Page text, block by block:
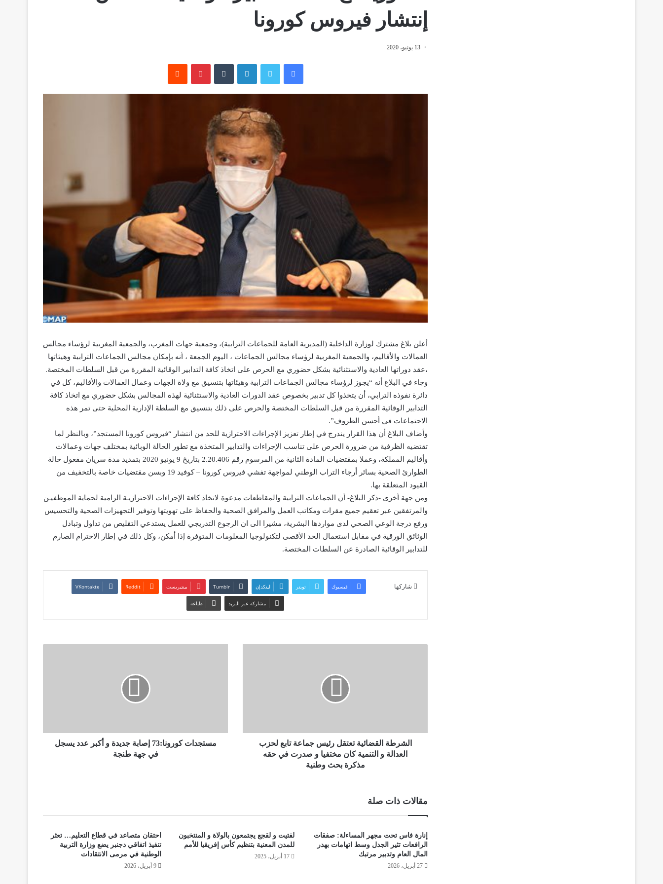
إنتشار فيروس كورونا
13 يونيو، 2020
فيسبوك تويتر لينكدإن بينتيريست
أعلن بلاغ مشترك لوزارة الداخلية (المديرية العامة للجماعات الترابية)، وجمعية جهات المغرب، والجمعية المغربية لرؤساء مجالس
العمالات والأقاليم، والجمعية المغربية لرؤساء مجالس الجماعات ، اليوم الجمعة ، أنه بإمكان مجالس الجماعات الترابية وهيئاتها
،عقد دوراتها العادية والاستثنائية بشكل حضوري مع الحرص على اتخاذ كافة التدابير الوقائية المقررة من قبل السلطات المختصة.
وجاء في البلاغ أنه “يجوز لرؤساء مجالس الجماعات الترابية وهيئاتها بتنسيق مع ولاة الجهات وعمال العمالات والأقاليم، كل في
دائرة نفوذه الترابي، أن يتخذوا كل تدبير بخصوص عقد الدورات العادية والاستثنائية لهذه المجالس بشكل حضوري مع اتخاذ كافة
التدابير الوقائية المقررة من قبل السلطات المختصة والحرص على ذلك بتنسيق مع السلطة الإدارية المحلية حتى تمر هذه
الاجتماعات في أحسن الظروف”.
وأضاف البلاغ أن هذا القرار يندرج في إطار تعزيز الإجراءات الاحترازية للحد من انتشار “فيروس كورونا المستجد”، وبالنظر لما
تقتضيه الظرفية من ضرورة الحرص على تناسب الإجراءات والتدابير المتخذة مع تطور الحالة الوبائية بمختلف جهات وعمالات
وأقاليم المملكة، وعملا بمقتضيات المادة الثانية من المرسوم رقم 2.20.406 بتاريخ 9 يونيو 2020 بتمديد مدة سريان مفعول حالة
الطوارئ الصحية بسائر أرجاء التراب الوطني لمواجهة تفشي فيروس كورونا – كوفيد 19 وبسن مقتضيات خاصة بالتخفيف من
القيود المتعلقة بها.
ومن جهة أخرى -ذكر البلاغ- أن الجماعات الترابية والمقاطعات مدعوة لاتخاذ كافة الإجراءات الاحترازيـة الرامية لحماية الموظفيـن
والمرتفقين عبر تعقيم جميع مقرات ومكاتب العمل والمرافق الصحية والحفاظ على تهويتها وتوفير التجهيزات الصحية والتحسيس
ورفع درجة الوعي الصحي لدى مواردها البشرية، مشيرا الى ان الرجوع التدريجي للعمل يستدعي التقليص من تداول وتبادل
الوثائق الورقية في مقابل استعمال الحد الأقصى لتكنولوجيا المعلومات المتوفرة إذا أمكن، وكل ذلك في إطار الاحترام الصارم
للتدابير الوقائية الصادرة عن السلطات المختصة.
شاركها فيسبوك تويتر لينكدإن بينتيريست
مشاركة عبر البريد طباعة
الشرطة القضائية تعتقل رئيس جماعة تابع لحزب
العدالة و التنمية كان مختفيا و صدرت في حقه
مذكرة بحث وطنية
مستجدات كورونا:73 إصابة جديدة و أكبر عدد يسجل
في جهة طنجة
مقالات ذات صلة
إنارة فاس تحت مجهر المساءلة: صفقات
الرافعات تثير الجدل وسط اتهامات بهدر
المال العام وتدبير مرتبك
27 أبريل، 2026
لفتيت و لقجع يجتمعون بالولاة و المنتخبون
للمدن المعنية بتنظيم كأس إفريقيا للأمم
17 أبريل، 2025
احتقان متصاعد في قطاع التعليم… تعثر
تنفيذ اتفاقي دجنبر يضع وزارة التربية
الوطنية في مرمى الانتقادات
9 أبريل، 2026